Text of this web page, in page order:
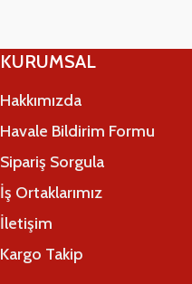
KURUMSAL
Hakkımızda
Havale Bildirim Formu
Sipariş Sorgula
İş Ortaklarımız
İletişim
Kargo Takip